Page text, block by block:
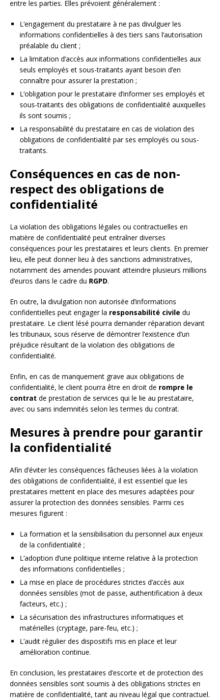
entre les parties. Elles prévoient généralement :
L’engagement du prestataire à ne pas divulguer les
informations confidentielles à des tiers sans l’autorisation
préalable du client ;
La limitation d’accès aux informations confidentielles aux
seuls employés et sous-traitants ayant besoin d’en
connaître pour assurer la prestation ;
L’obligation pour le prestataire d’informer ses employés et
sous-traitants des obligations de confidentialité auxquelles
ils sont soumis ;
La responsabilité du prestataire en cas de violation des
obligations de confidentialité par ses employés ou sous-
traitants.
Conséquences en cas de non-
respect des obligations de
confidentialité
La violation des obligations légales ou contractuelles en
matière de confidentialité peut entraîner diverses
conséquences pour les prestataires et leurs clients. En premier
lieu, elle peut donner lieu à des sanctions administratives,
notamment des amendes pouvant atteindre plusieurs millions
d’euros dans le cadre du RGPD.
En outre, la divulgation non autorisée d’informations
confidentielles peut engager la responsabilité civile du
prestataire. Le client lésé pourra demander réparation devant
les tribunaux, sous réserve de démontrer l’existence d’un
préjudice résultant de la violation des obligations de
confidentialité.
Enfin, en cas de manquement grave aux obligations de
confidentialité, le client pourra être en droit de rompre le
contrat de prestation de services qui le lie au prestataire,
avec ou sans indemnités selon les termes du contrat.
Mesures à prendre pour garantir
la confidentialité
Afin d’éviter les conséquences fâcheuses liées à la violation
des obligations de confidentialité, il est essentiel que les
prestataires mettent en place des mesures adaptées pour
assurer la protection des données sensibles. Parmi ces
mesures figurent :
La formation et la sensibilisation du personnel aux enjeux
de la confidentialité ;
L’adoption d’une politique interne relative à la protection
des informations confidentielles ;
La mise en place de procédures strictes d’accès aux
données sensibles (mot de passe, authentification à deux
facteurs, etc.) ;
La sécurisation des infrastructures informatiques et
matérielles (cryptage, pare-feu, etc.) ;
L’audit régulier des dispositifs mis en place et leur
amélioration continue.
En conclusion, les prestataires d’escorte et de protection des
données sensibles sont soumis à des obligations strictes en
matière de confidentialité, tant au niveau légal que contractuel.